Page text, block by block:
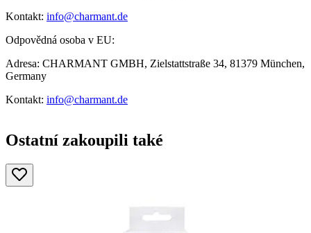
Kontakt: info@charmant.de
Odpovědná osoba v EU:
Adresa: CHARMANT GMBH, Zielstattstraße 34, 81379 München,
Germany
Kontakt: info@charmant.de
Ostatní zakoupili také